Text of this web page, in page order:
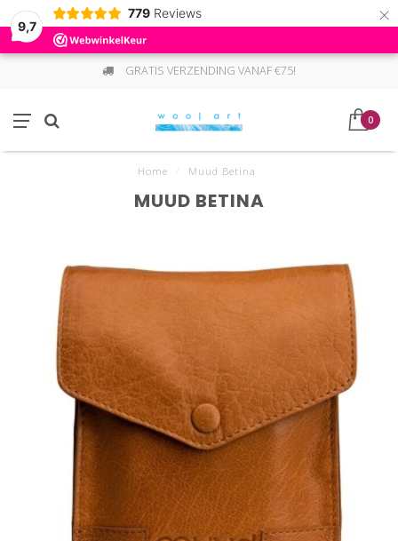
9,7
779 Reviews ×
GRATIS VERZENDING VANAF €75!
0
Home Muud Betina
MUUD BETINA